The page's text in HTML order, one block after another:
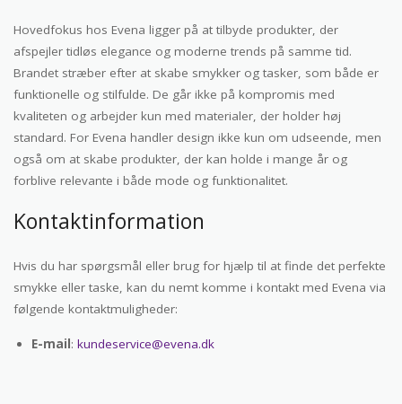
Hovedfokus hos Evena ligger på at tilbyde produkter, der
afspejler tidløs elegance og moderne trends på samme tid.
Brandet stræber efter at skabe smykker og tasker, som både er
funktionelle og stilfulde. De går ikke på kompromis med
kvaliteten og arbejder kun med materialer, der holder høj
standard. For Evena handler design ikke kun om udseende, men
også om at skabe produkter, der kan holde i mange år og
forblive relevante i både mode og funktionalitet.
Kontaktinformation
Hvis du har spørgsmål eller brug for hjælp til at finde det perfekte
smykke eller taske, kan du nemt komme i kontakt med Evena via
følgende kontaktmuligheder:
E-mail: kundeservice@evena.dk